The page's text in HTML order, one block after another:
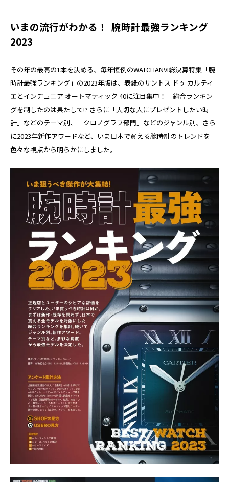
いまの流行がわかる！ 腕時計最強ランキング
2023
その年の最高の1本を決める、毎年恒例のWATCHANVI総決算特集「腕
時計最強ランキング」の2023年版は、表紙のサントス ドゥ カルティ
エとインヂュニア オートマティック 40に注目集中！ 総合ランキン
グを制したのは果たして!? さらに「大切な人にプレゼントしたい時
計」などのテーマ別、「クロノグラフ部門」などのジャンル別、さら
に2023年新作アワードなど、いま日本で買える腕時計のトレンドを
色々な視点から明らかにしました。